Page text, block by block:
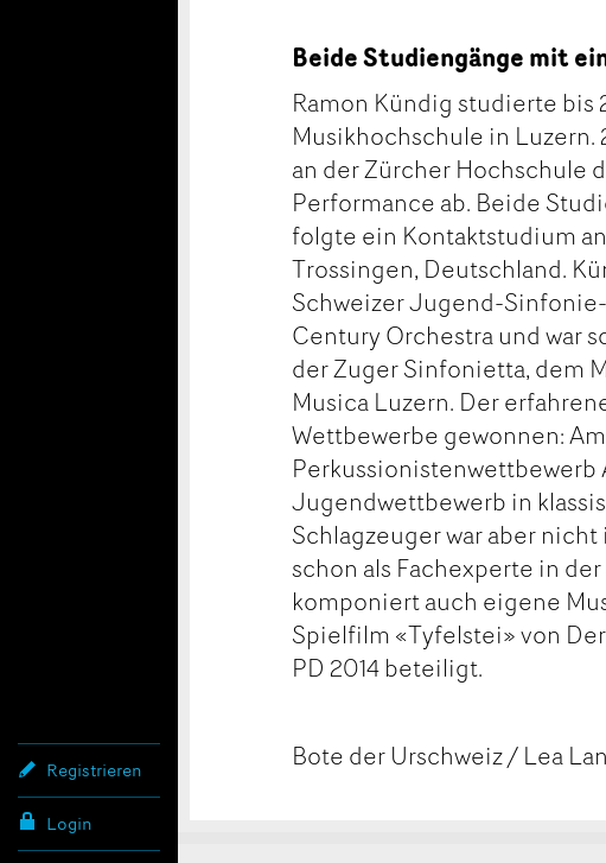
Registrieren
Login
Beide Studiengänge mit
Ramon Kündig studierte bis
Musikhochschule in
an der Zürcher Hochschule
Performance ab. Beide
folgte ein Kontaktstudium
Trossingen, Deutschland.
Schweizer Jugend-
Century Orchestra und war
der Zuger Sinfonietta, dem
Musica Luzern. Der
Wettbewerbe gewonnen:
Jugendwettbewerb in
Schlagzeuger war aber
schon als Fachexperte in
komponiert auch eigene
Spielfilm «Tyfelstei» von
PD 2014 beteiligt.
Bote der Urschweiz / Lea